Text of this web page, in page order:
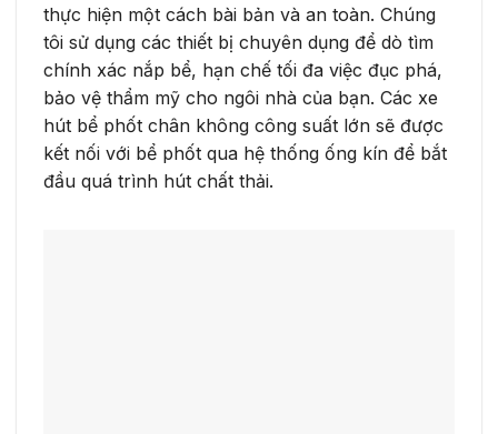
thực hiện một cách bài bản và an toàn. Chúng
tôi sử dụng các thiết bị chuyên dụng để dò tìm
chính xác nắp bể, hạn chế tối đa việc đục phá,
bảo vệ thẩm mỹ cho ngôi nhà của bạn. Các xe
hút bể phốt chân không công suất lớn sẽ được
kết nối với bể phốt qua hệ thống ống kín để bắt
đầu quá trình hút chất thải.